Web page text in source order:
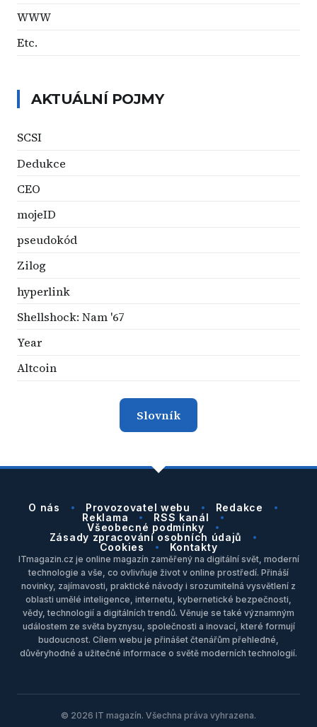
WWW
Etc.
AKTUÁLNÍ POJMY
SCSI
Dedukce
CEO
mojeID
pseudokód
Zilog
hyperlink
Shellshock: Nam '67
Year
Altcoin
Slovník
O nás Provozovatel webu
Redakce
Reklama
RSS kanál
Všeobecné podmínky
Zásady zpracování osobních údajů
Cookies
Kontakty
ITmagazin.cz je online magazín zaměřený na digitální svět, moderní
technologie a vše, co ovlivňuje život v online prostředí. Přináší
novinky, zajímavosti, praktické návody i srozumitelná vysvětlení z
oblasti umělé inteligence, internetu, kybernetické bezpečnosti,
vědy, technologií a digitálních trendů. Věnuje se také významným
událostem ze světa byznysu, společnosti a inovací, které formují
budoucnost. Cílem webu je přinášet čtenářům přehledné,
důvěryhodné a užitečné informace o světě moderních technologií.
© 2026 IT magazín. Všechna práva vyhrazena.